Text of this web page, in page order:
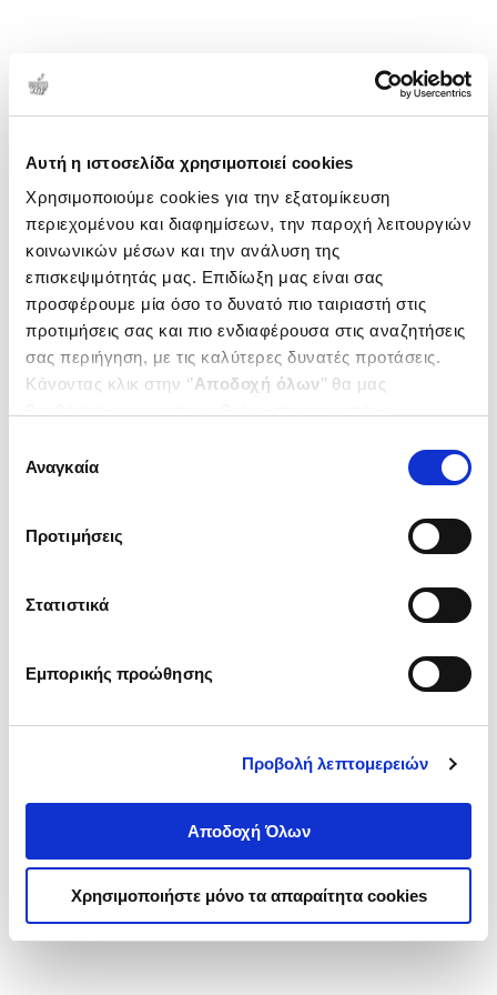
Αυτή η ιστοσελίδα χρησιμοποιεί cookies
Χρησιμοποιούμε cookies για την εξατομίκευση
περιεχομένου και διαφημίσεων, την παροχή λειτουργιών
κοινωνικών μέσων και την ανάλυση της
επισκεψιμότητάς μας. Επιδίωξη μας είναι σας
προσφέρουμε μία όσο το δυνατό πιο ταιριαστή στις
προτιμήσεις σας και πιο ενδιαφέρουσα στις αναζητήσεις
σας περιήγηση, με τις καλύτερες δυνατές προτάσεις.
Κάνοντας κλικ στην ‘’Αποδοχή όλων’’ θα μας
ενδιαφέρουν και να επιλέξετε από τα παρακάτω με την
΄΄και να ενημερωθείτε σχετικά με
συγκατάθεσης
Αναγκαία
Προτιμήσεις
Στατιστικά
Εμπορικής προώθησης
Προβολή λεπτομερειών
Αποδοχή Όλων
Χρησιμοποιήστε μόνο τα απαραίτητα cookies